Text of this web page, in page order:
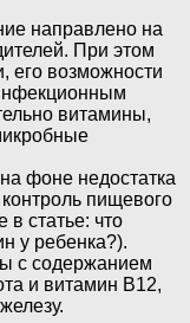
направлено на
При этом
его возможности
витамины,
фоне недостатка
пищевого
статье: что
у ребенка?).
с содержанием
и витамин В12,